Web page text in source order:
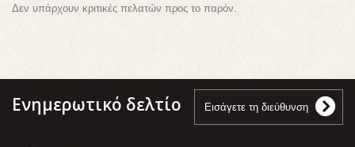
Δεν υπάρχουν κριτικές πελατών προς το παρόν.
Ενημερωτικό δελτίο